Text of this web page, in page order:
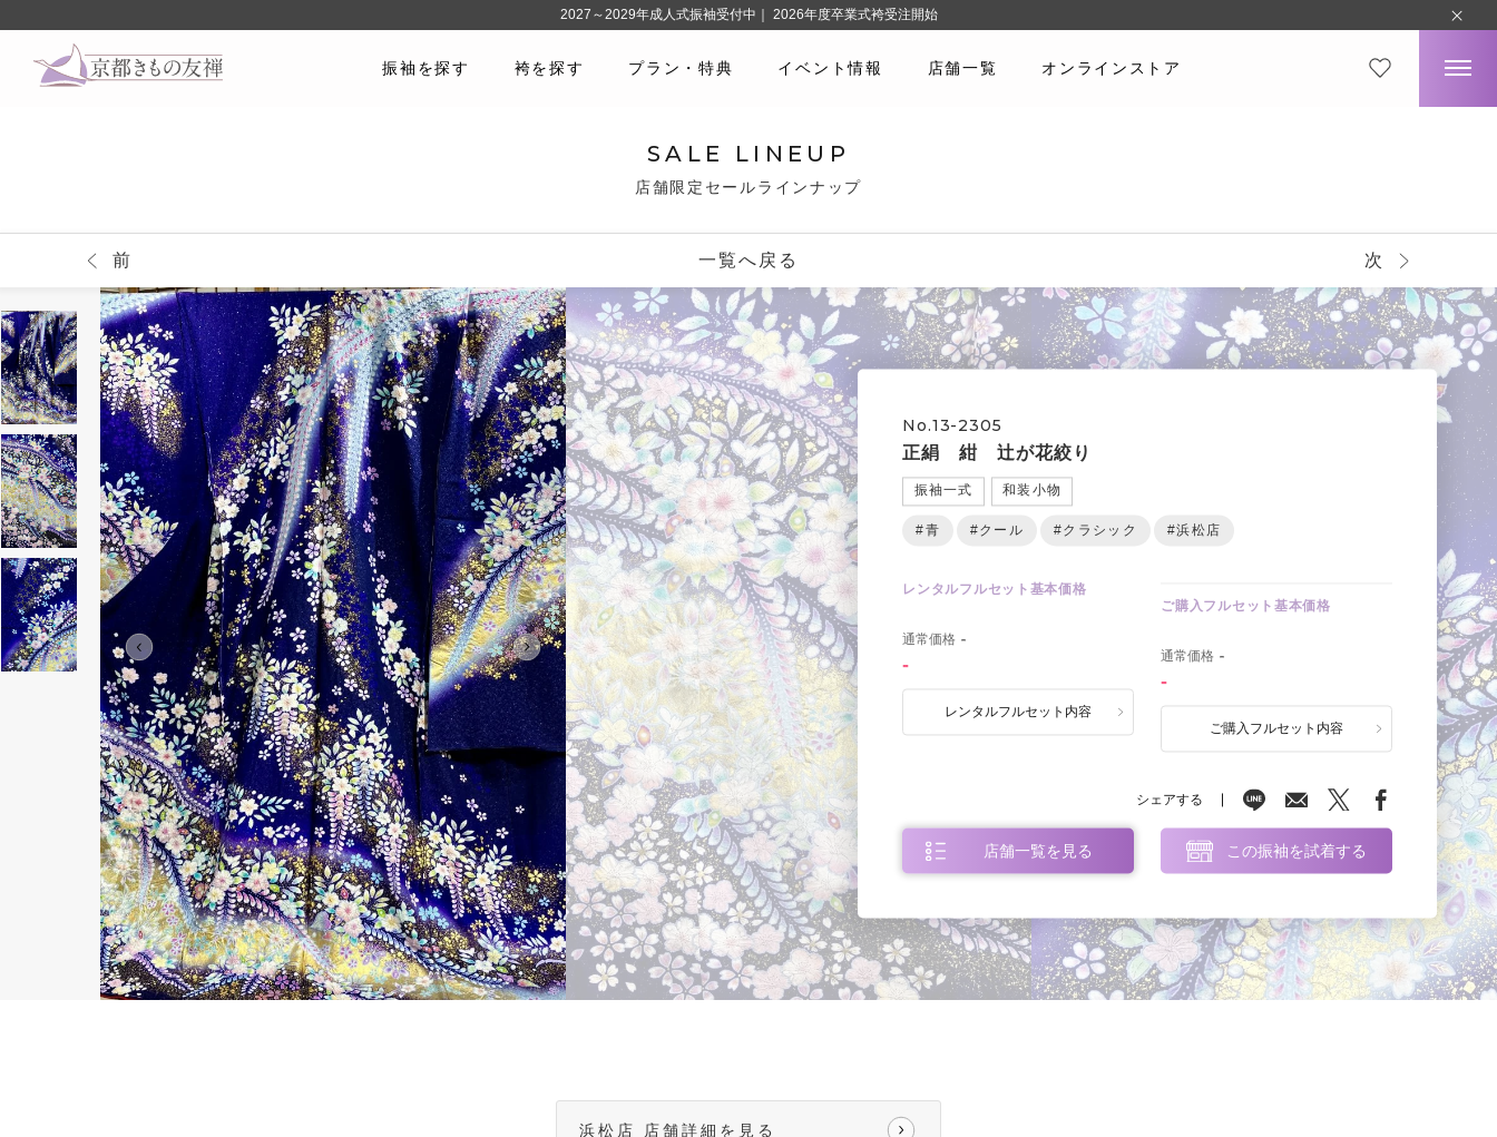
振袖を探す 袴を探す プラン・特典 イベント情報 店舗一覧 オンラインストア
SALE LINEUP
店舗限定セールラインナップ
前 一覧へ戻る 次
No.13-2305
正絹 紺 辻が花絞り
振袖一式 和装小物
#青 #クール #クラシック #浜松店
レンタルフルセット基本価格
通常価格 -
-
レンタルフルセット内容
ご購入フルセット基本価格
通常価格 -
-
ご購入フルセット内容
シェアする
店舗一覧を見る この振袖を試着する
浜松店 店舗詳細を見る
2027～2029年成人式振袖受付中｜ 2026年度卒業式袴受注開始